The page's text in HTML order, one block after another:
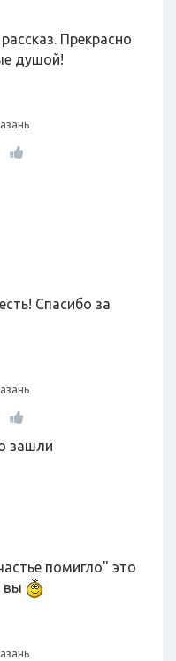
Прекрасно
душой!
Спасибо за
зашли
помигло" это
вы